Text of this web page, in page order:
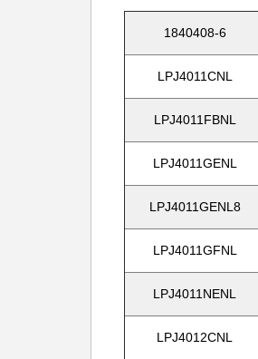
1840408-6
LPJ4011CNL
LPJ4011FBNL
LPJ4011GENL
LPJ4011GENL8
LPJ4011GFNL
LPJ4011NENL
LPJ4012CNL